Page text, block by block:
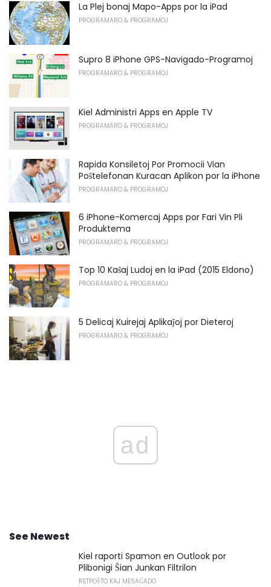
La Plej bonaj Mapo-Apps por la iPad
PROGRAMARO & PROGRAMOJ
Supro 8 iPhone GPS-Navigado-Programoj
PROGRAMARO & PROGRAMOJ
Kiel Administri Apps en Apple TV
PROGRAMARO & PROGRAMOJ
Rapida Konsiletoj Por Promocii Vian
Poŝtelefonan Kuracan Aplikon por la iPhone
PROGRAMARO & PROGRAMOJ
6 iPhone-Komercaj Apps por Fari Vin Pli
Produktema
PROGRAMARO & PROGRAMOJ
Top 10 Kaŝaj Ludoj en la iPad (2015 Eldono)
PROGRAMARO & PROGRAMOJ
5 Delicaj Kuirejaj Aplikaĵoj por Dieteroj
PROGRAMARO & PROGRAMOJ
ad
See Newest
Kiel raporti Spamon en Outlook por
Plibonigi Ŝian Junkan Filtrilon
RETPOŜTO KAJ MESAĜADO